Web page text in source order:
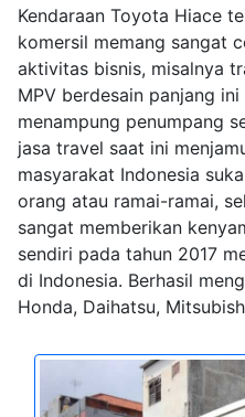
Kendaraan Toyota Hiace
komersil memang sangat
aktivitas bisnis, misalnya
MPV berdesain panjang
menampung penumpang
jasa travel saat ini
masyarakat Indonesia
orang atau ramai-ramai,
sangat memberikan
sendiri pada tahun 2017
di Indonesia. Berhasil
Honda, Daihatsu,